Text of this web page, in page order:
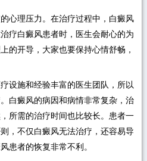
理压力。在治疗过程中，白癜风
疗白癜风患者时，医生会耐心的为
的开导，大家也要保持心情舒畅，
施和经验丰富的医生团队，所以
白癜风的病因和病情非常复杂，治
所需的治疗时间也比较长。患者一
，不仅白癜风无法治疗，还容易导
患者的恢复非常不利。